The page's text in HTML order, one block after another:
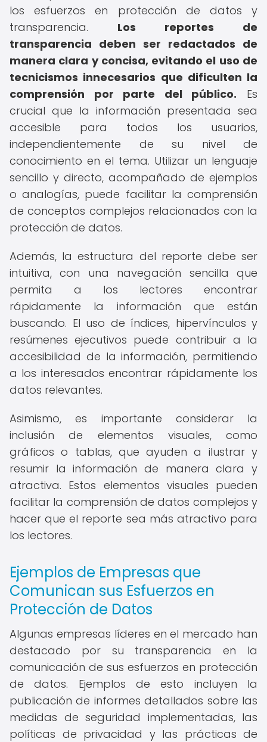
los esfuerzos en protección de datos y
transparencia. Los reportes de
transparencia deben ser redactados de
manera clara y concisa, evitando el uso de
tecnicismos innecesarios que dificulten la
comprensión por parte del público. Es
crucial que la información presentada sea
accesible para todos los usuarios,
independientemente de su nivel de
conocimiento en el tema. Utilizar un lenguaje
sencillo y directo, acompañado de ejemplos
o analogías, puede facilitar la comprensión
de conceptos complejos relacionados con la
protección de datos.
Además, la estructura del reporte debe ser
intuitiva, con una navegación sencilla que
permita a los lectores encontrar
rápidamente la información que están
buscando. El uso de índices, hipervínculos y
resúmenes ejecutivos puede contribuir a la
accesibilidad de la información, permitiendo
a los interesados encontrar rápidamente los
datos relevantes.
Asimismo, es importante considerar la
inclusión de elementos visuales, como
gráficos o tablas, que ayuden a ilustrar y
resumir la información de manera clara y
atractiva. Estos elementos visuales pueden
facilitar la comprensión de datos complejos y
hacer que el reporte sea más atractivo para
los lectores.
Ejemplos de Empresas que
Comunican sus Esfuerzos en
Protección de Datos
Algunas empresas líderes en el mercado han
destacado por su transparencia en la
comunicación de sus esfuerzos en protección
de datos. Ejemplos de esto incluyen la
publicación de informes detallados sobre las
medidas de seguridad implementadas, las
políticas de privacidad y las prácticas de